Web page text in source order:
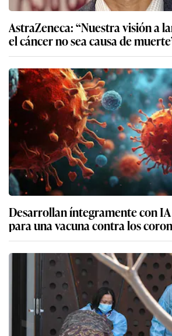
AstraZeneca: “Nuestra visión a
el cáncer no sea causa de
Desarrollan íntegramente con
para una vacuna contra los